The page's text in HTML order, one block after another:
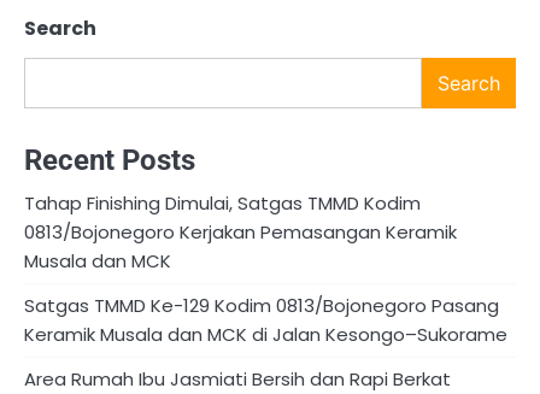
Search
Search
Recent Posts
Tahap Finishing Dimulai, Satgas TMMD Kodim
0813/Bojonegoro Kerjakan Pemasangan Keramik
Musala dan MCK
Satgas TMMD Ke-129 Kodim 0813/Bojonegoro Pasang
Keramik Musala dan MCK di Jalan Kesongo–Sukorame
Area Rumah Ibu Jasmiati Bersih dan Rapi Berkat